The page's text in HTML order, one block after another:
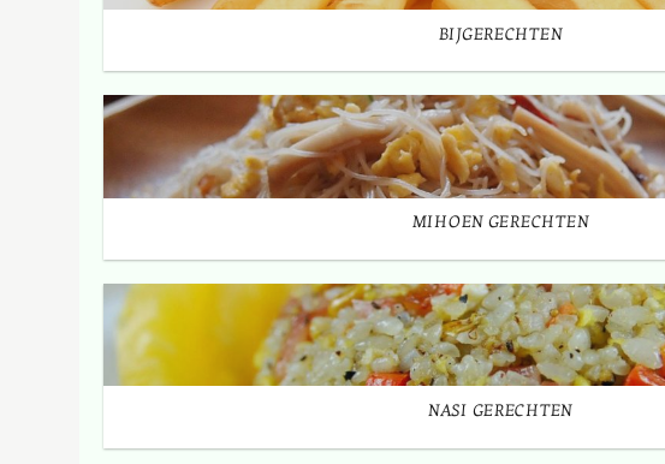
BIJGERECHTEN
MIHOEN GERECHTEN
NASI GERECHTEN